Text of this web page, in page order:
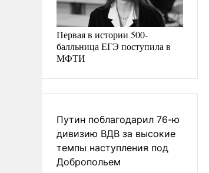
Первая в истории 500-
балльница ЕГЭ поступила в
МФТИ
Путин поблагодарил 76-ю
дивизию ВДВ за высокие
темпы наступления под
Добропольем